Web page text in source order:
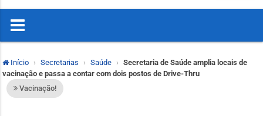
Início Secretarias Saúde
Secretaria de Saúde amplia locais de
vacinação e passa a contar com dois postos de Drive-Thru
Vacinação!